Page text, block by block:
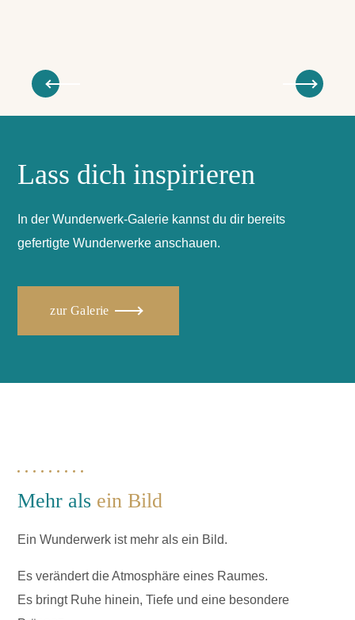
Lass dich inspirieren
In der Wunderwerk-Galerie kannst du dir bereits
gefertigte Wunderwerke anschauen.
zur Galerie
Mehr als ein Bild
Ein Wunderwerk ist mehr als ein Bild.
Es verändert die Atmosphäre eines Raumes.
Es bringt Ruhe hinein, Tiefe und eine besondere